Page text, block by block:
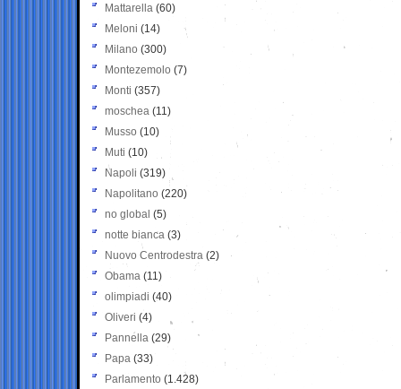
Mattarella (60)
Meloni (14)
Milano (300)
Montezemolo (7)
Monti (357)
moschea (11)
Musso (10)
Muti (10)
Napoli (319)
Napolitano (220)
no global (5)
notte bianca (3)
Nuovo Centrodestra (2)
Obama (11)
olimpiadi (40)
Oliveri (4)
Pannella (29)
Papa (33)
Parlamento (1.428)